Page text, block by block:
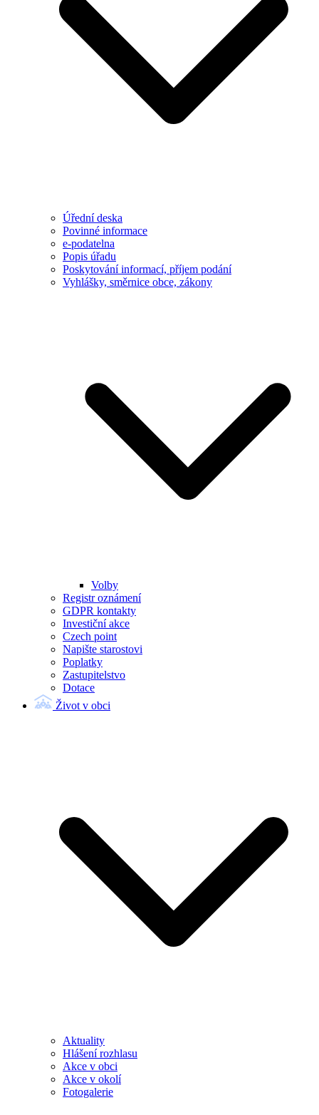
Úřední deska
Povinné informace
e-podatelna
Popis úřadu
Poskytování informací, příjem podání
Vyhlášky, směrnice obce, zákony
Volby
Registr oznámení
GDPR kontakty
Investiční akce
Czech point
Napište starostovi
Poplatky
Zastupitelstvo
Dotace
Život v obci
Aktuality
Hlášení rozhlasu
Akce v obci
Akce v okolí
Fotogalerie